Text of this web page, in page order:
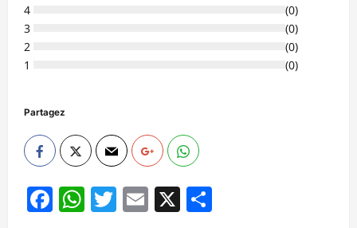
4
(0)
3
(0)
2
(0)
1
(0)
Partagez
Facebook
WhatsApp
Twitter
Email
X